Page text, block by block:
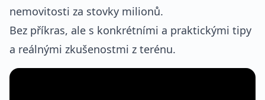
nemovitosti za stovky milionů.
Bez příkras, ale s konkrétními a praktickými tipy
a reálnými zkušenostmi z terénu.